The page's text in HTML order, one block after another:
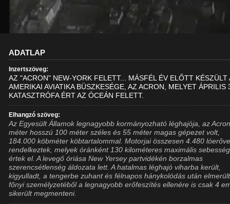
ADATLAP
Inzertszöveg:
AZ "ACRON" NEW-YORK FELETT... MÁSFÉL ÉV ELŐTT KÉSZÜLT
AMERIKAI AVIATIKA BÜSZKESÉGE, AZ ACRON, MELYET ÁPRILIS
KATASZTRÓFA ÉRT AZ ÓCEÁN FELETT.
Elhangzó szöveg:
Az Egyesült Államok legnagyobb kormányozható léghajója, az
méter hosszú 100 méter széles és 55 méter magas gépezet volt,
184.000 köbméter köbtartalommal. Motorjai összesen 4.480
rendelkeztek, melyek óránként 130 kilométeres maximális
értek el. A levegő óriása New Yersey partvidékén borzalmas
szerencsétlenség áldozata lett. A hatalmas léghajó viharba került,
kigyulladt, a tengerbe zuhant és félnapos hánykolódás után
főnyi személyzetéből a legnagyobb erőfeszítés ellenére is csak 4
sikerült megmenteni.